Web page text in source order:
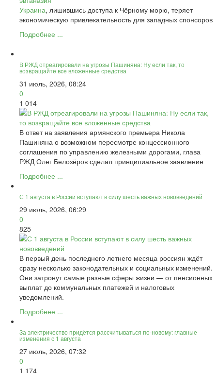
Украина, лишившись доступа к Чёрному морю, теряет
экономическую привлекательность для западных спонсоров
Подробнее ...
В РЖД отреагировали на угрозы Пашиняна: Ну если так, то
возвращайте все вложенные средства
31 июль, 2026, 08:24
0
1 014
В ответ на заявления армянского премьера Никола
Пашиняна о возможном пересмотре концессионного
соглашения по управлению железными дорогами, глава
РЖД Олег Белозёров сделал принципиальное заявление
Подробнее ...
С 1 августа в России вступают в силу шесть важных нововведений
29 июль, 2026, 06:29
0
825
В первый день последнего летнего месяца россиян ждёт
сразу несколько законодательных и социальных изменений.
Они затронут самые разные сферы жизни — от пенсионных
выплат до коммунальных платежей и налоговых
уведомлений.
Подробнее ...
За электричество придётся рассчитываться по-новому: главные
изменения с 1 августа
27 июль, 2026, 07:32
0
1 174